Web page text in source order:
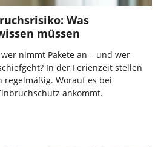
Was
müssen
nimmt Pakete an – und wer
In der Ferienzeit stellen
regelmäßig. Worauf es bei
ankommt.